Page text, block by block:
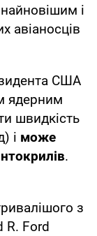
і
авіаносців
США
ядерним
швидкість
і може
.
з
R. Ford